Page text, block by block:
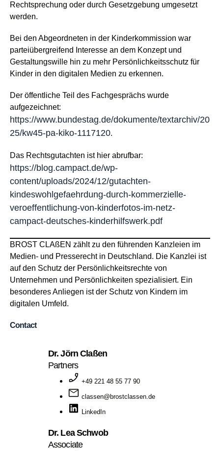
Contact
Dr. Jörn Claßen
Partners
+49 221 48 55 77 90
classen@brostclassen.de
LinkedIn
Dr. Lea Schwob
Associate
Rechtsprechung oder durch Gesetzgebung umgesetzt
werden.
Bei den Abgeordneten in der Kinderkommission war
parteiübergreifend Interesse an dem Konzept und
Gestaltungswille hin zu mehr Persönlichkeitsschutz für
Kinder in den digitalen Medien zu erkennen.
Der öffentliche Teil des Fachgesprächs wurde
aufgezeichnet:
https://www.bundestag.de/dokumente/textarchiv/20
25/kw45-pa-kiko-1117120.
Das Rechtsgutachten ist hier abrufbar:
https://blog.campact.de/wp-
content/uploads/2024/12/gutachten-
kindeswohlgefaehrdung-durch-kommerzielle-
veroeffentlichung-von-kinderfotos-im-netz-
campact-deutsches-kinderhilfswerk.pdf
BROST CLAßEN zählt zu den führenden Kanzleien im
Medien- und Presserecht in Deutschland. Die Kanzlei ist
auf den Schutz der Persönlichkeitsrechte von
Unternehmen und Persönlichkeiten spezialisiert. Ein
besonderes Anliegen ist der Schutz von Kindern im
digitalen Umfeld.